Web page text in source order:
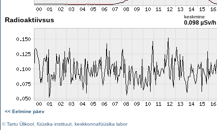
Radioaktiivsus keskmine
0.098 µSv/h
<< Eelmine päev
©Tartu Ülikool füüsika instituut keskkonnafüüsika labor